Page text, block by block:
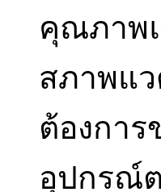
คุณภาพ
สภาพแ
ต้องการ
อุปกรณ์